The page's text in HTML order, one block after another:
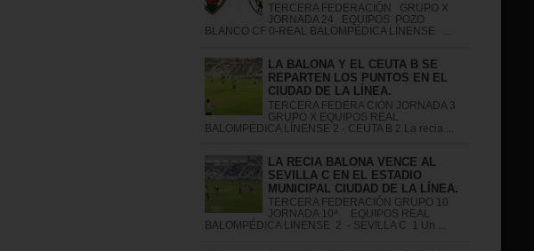
TERCERA FEDERACIÓN GRUPO X
JORNADA 24 EQUIPOS POZO
BLANCO CF 0-REAL BALOMPÉDICA LINENSE ...
LA BALONA Y EL CEUTA B SE
REPARTEN LOS PUNTOS EN EL
CIUDAD DE LA LÍNEA.
TERCERA FEDERA CIÓN JORNADA 3
GRUPO X EQUIPOS REAL
BALOMPÉDICA LÍNENSE 2 - CEUTA B 2 La recia ...
LA RECIA BALONA VENCE AL
SEVILLA C EN EL ESTADIO
MUNICIPAL CIUDAD DE LA LÍNEA.
TERCERA FEDERACIÓN GRUPO 10
JORNADA 10ª EQUIPOS REAL
BALOMPÉDICA LINENSE 2 - SEVILLA C 1 Un ...